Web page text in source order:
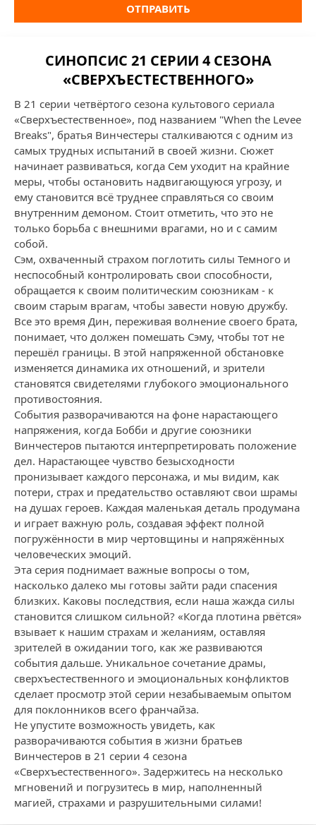
ОТПРАВИТЬ
СИНОПСИС 21 СЕРИИ 4 СЕЗОНА
«СВЕРХЪЕСТЕСТВЕННОГО»
В 21 серии четвёртого сезона культового сериала
«Сверхъестественное», под названием "When the Levee
Breaks", братья Винчестеры сталкиваются с одним из
самых трудных испытаний в своей жизни. Сюжет
начинает развиваться, когда Сем уходит на крайние
меры, чтобы остановить надвигающуюся угрозу, и
ему становится всё труднее справляться со своим
внутренним демоном. Стоит отметить, что это не
только борьба с внешними врагами, но и с самим
собой.
Сэм, охваченный страхом поглотить силы Темного и
неспособный контролировать свои способности,
обращается к своим политическим союзникам - к
своим старым врагам, чтобы завести новую дружбу.
Все это время Дин, переживая волнение своего брата,
понимает, что должен помешать Сэму, чтобы тот не
перешёл границы. В этой напряженной обстановке
изменяется динамика их отношений, и зрители
становятся свидетелями глубокого эмоционального
противостояния.
События разворачиваются на фоне нарастающего
напряжения, когда Бобби и другие союзники
Винчестеров пытаются интерпретировать положение
дел. Нарастающее чувство безысходности
пронизывает каждого персонажа, и мы видим, как
потери, страх и предательство оставляют свои шрамы
на душах героев. Каждая маленькая деталь продумана
и играет важную роль, создавая эффект полной
погружённости в мир чертовщины и напряжённых
человеческих эмоций.
Эта серия поднимает важные вопросы о том,
насколько далеко мы готовы зайти ради спасения
близких. Каковы последствия, если наша жажда силы
становится слишком сильной? «Когда плотина рвётся»
взывает к нашим страхам и желаниям, оставляя
зрителей в ожидании того, как же развиваются
события дальше. Уникальное сочетание драмы,
сверхъестественного и эмоциональных конфликтов
сделает просмотр этой серии незабываемым опытом
для поклонников всего франчайза.
Не упустите возможность увидеть, как
разворачиваются события в жизни братьев
Винчестеров в 21 серии 4 сезона
«Сверхъестественного». Задержитесь на несколько
мгновений и погрузитесь в мир, наполненный
магией, страхами и разрушительными силами!